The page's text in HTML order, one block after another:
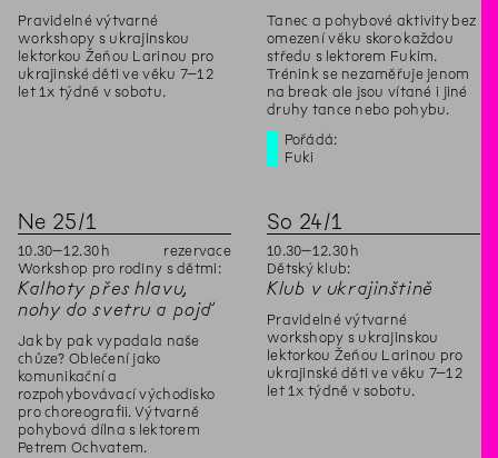
Pravidelné výtvarné
workshopy s ukrajinskou
lektorkou Žeňou Larinou pro
ukrajinské děti ve věku 7–12
let 1x týdně v sobotu.
Tanec a pohybové aktivity bez
omezení věku skoro každou
středu s lektorem Fukim.
Trénink se nezaměřuje jenom
na break ale jsou vítané i jiné
druhy tance nebo pohybu.
Pořádá:
Fuki
Ne 25/1
10.30–12.30 h
rezervace
Workshop pro rodiny s dětmi:
Kalhoty přes hlavu,
nohy do svetru a pojď
Jak by pak vypadala naše
chůze? Oblečení jako
komunikační a
rozpohybovávací východisko
pro choreografii. Výtvarně
pohybová dílna s lektorem
Petrem Ochvatem.
So 24/1
10.30–12.30 h
Dětský klub:
Klub v ukrajinštině
Pravidelné výtvarné
workshopy s ukrajinskou
lektorkou Žeňou Larinou pro
ukrajinské děti ve věku 7–12
let 1x týdně v sobotu.